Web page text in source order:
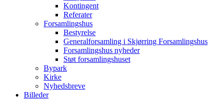
Kontingent
Referater
Forsamlingshus
Bestyrelse
Generalforsamling i Skjørring Forsamlingshus
Forsamlingshus nyheder
Støt forsamlingshuset
Bypark
Kirke
Nyhedsbreve
Billeder